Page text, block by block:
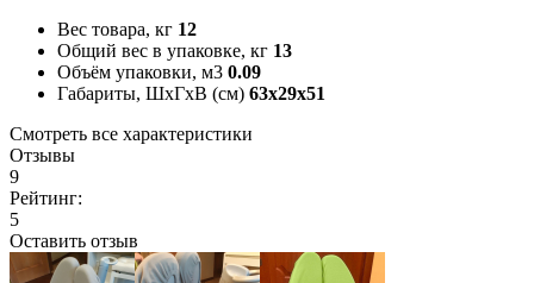
Вес товара, кг 12
Общий вес в упаковке, кг 13
Объём упаковки, м3 0.09
Габариты, ШxГxВ (см) 63x29x51
Смотреть все характеристики
Отзывы
9
Рейтинг:
5
Оставить отзыв